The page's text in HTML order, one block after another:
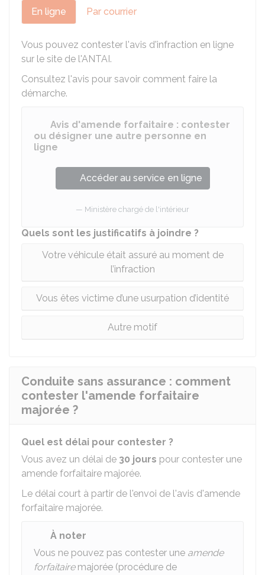
En ligne Par courrier
Vous pouvez contester l'avis d'infraction en ligne
sur le site de l'ANTAI.
Consultez l'avis pour savoir comment faire la
démarche.
Avis d'amende forfaitaire : contester
ou désigner une autre personne en
ligne
Accéder au service en ligne
Ministère chargé de l'intérieur
Quels sont les justificatifs à joindre ?
Votre véhicule était assuré au moment de
l’infraction
Vous êtes victime d’une usurpation d’identité
Autre motif
Conduite sans assurance : comment
contester l'amende forfaitaire
majorée ?
Quel est délai pour contester ?
Vous avez un délai de 30 jours pour contester une
amende forfaitaire majorée.
Le délai court à partir de l'envoi de l'avis d'amende
forfaitaire majorée.
À noter
Vous ne pouvez pas contester une amende
forfaitairemajorée (procédure de